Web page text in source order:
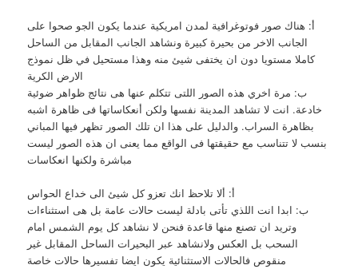
أ: هناك صور فوتوغرافية لمدن امريكية عندما يكون الجو صحوا على
الجانب الاخر من بحيرة كبيرة ونشاهد الجانب المقابل من الساحل
كاملا مستويا دون ان يختفى شيئ منه وهذا مستحيل في ظل نموذج
الارض الكرية
ب: مرة اخري هذه الصور اللتى تتكلم عنها هى نتائج ظواهر ضوئية
خادعة. انت لا تشاهد المدينة نفسها ولكن أنعكاساتها فى ظاهرة اشبه
بظاهرة السراب. والدليل على هذا ان تلك الصور تظهر فيها المباني
بنسب لا تتناسب مع حقيقتها فى الواقع مما يعنى ان هذه الصور ليست
مباشرة ولكنها انعكاسات
أ: ألا تلاحظ انك تعزو كل شيئ الى خداع الحواس
ب: ابدا انت اللذي تأتى بادلة ليست حالات عامة بل هى استثناءات
وتريد ان تصنع منها قاعدة فنحن لا نشاهد كل يوم الشمس امام
السحب بل العكس ولانشاهد عبر البحيرات الساحل المقابل غير
منقوص فالحالات الاستثنائية يكون ايضا تفسيرها حالات خاصة